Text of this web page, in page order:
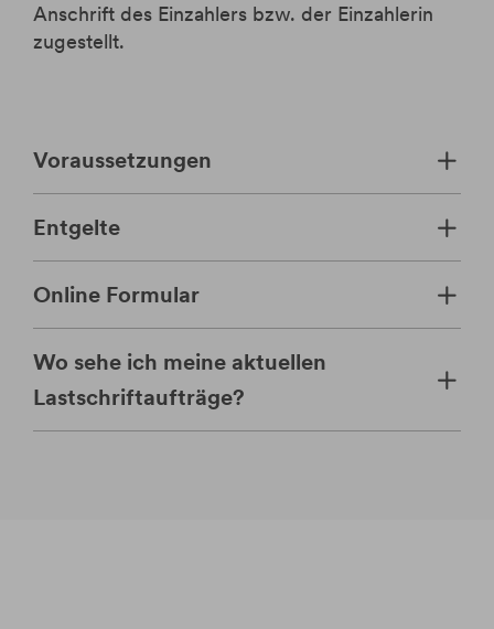
Anschrift des Einzahlers bzw. der Einzahlerin
zugestellt.
Voraussetzungen
Entgelte
Online Formular
Wo sehe ich meine aktuellen
Lastschriftaufträge?